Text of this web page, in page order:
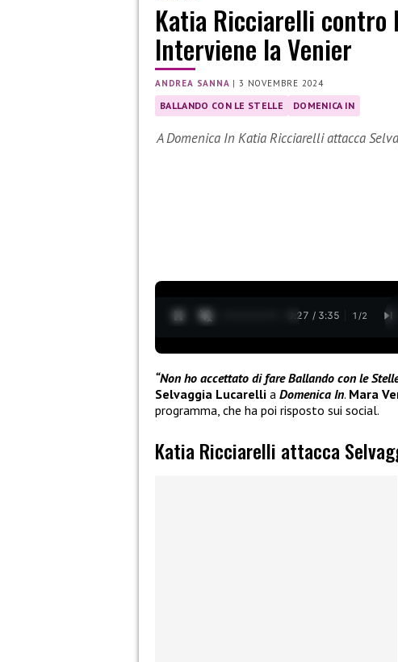
Katia Ricciarelli contro
Interviene la Venier
ANDREA SANNA |3 NOVEMBRE 2024
BALLANDO CON LE STELLE DOMENICA IN
A Domenica In Katia Ricciarelli attacca
0:28 / 3:35 1 /2
“Non ho accettato di fare Ballando con le
Selvaggia Lucarelli a Domenica In. Mara
programma, che ha poi risposto sui social.
Katia Ricciarelli attacca